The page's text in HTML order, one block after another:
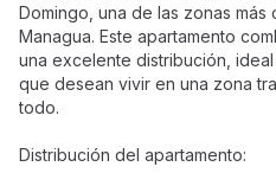
Domingo, una de las zonas
Managua. Este apartamento
una excelente distribución,
que desean vivir en una zona
todo.
Distribución del apartamento: